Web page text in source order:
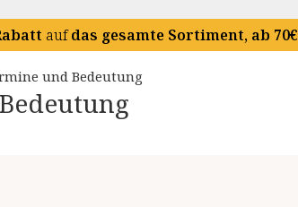
aufdas gesamte Sortiment, ab 70€
und Bedeutung